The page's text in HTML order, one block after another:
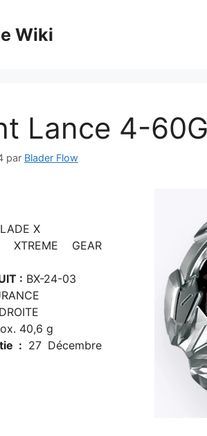
Wiki
Lance 4-
par Blader Flow
X
XTREME GEAR
: BX-24-03
DROITE
40,6 g
: 27 Décembre